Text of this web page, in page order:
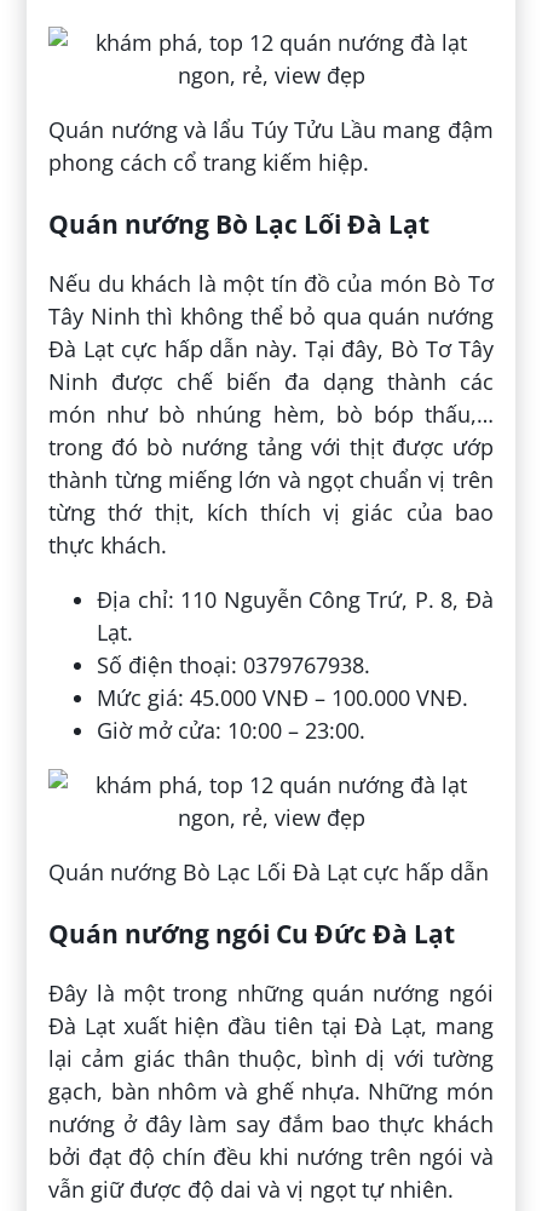
Quán nướng và lẩu Túy Tửu Lầu mang đậm
phong cách cổ trang kiếm hiệp.
Quán nướng Bò Lạc Lối Đà Lạt
Nếu du khách là một tín đồ của món Bò Tơ
Tây Ninh thì không thể bỏ qua quán nướng
Đà Lạt cực hấp dẫn này. Tại đây, Bò Tơ Tây
Ninh được chế biến đa dạng thành các
món như bò nhúng hèm, bò bóp thấu,…
trong đó bò nướng tảng với thịt được ướp
thành từng miếng lớn và ngọt chuẩn vị trên
từng thớ thịt, kích thích vị giác của bao
thực khách.
Địa chỉ: 110 Nguyễn Công Trứ, P. 8, Đà
Lạt.
Số điện thoại: 0379767938.
Mức giá: 45.000 VNĐ – 100.000 VNĐ.
Giờ mở cửa: 10:00 – 23:00.
Quán nướng Bò Lạc Lối Đà Lạt cực hấp dẫn
Quán nướng ngói Cu Đức Đà Lạt
Đây là một trong những quán nướng ngói
Đà Lạt xuất hiện đầu tiên tại Đà Lạt, mang
lại cảm giác thân thuộc, bình dị với tường
gạch, bàn nhôm và ghế nhựa. Những món
nướng ở đây làm say đắm bao thực khách
bởi đạt độ chín đều khi nướng trên ngói và
vẫn giữ được độ dai và vị ngọt tự nhiên.